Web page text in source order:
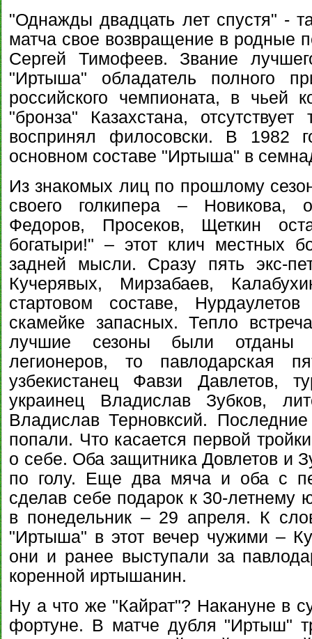
"Однажды двадцать лет спустя" -
матча свое возвращение в родные
Сергей Тимофеев. Звание
"Иртыша" обладатель полного
российского чемпионата, в чьей
"бронза" Казахстана,
воспринял филосовски. В 1982
основном составе "Иртыша" в
Из знакомых лиц по прошлому
своего голкипера – Новикова,
Федоров, Просеков, Щеткин
богатыри!" – этот клич местных
задней мысли. Сразу пять экс-
Кучерявых, Мирзабаев,
стартовом составе,
скамейке запасных. Тепло
лучшие сезоны были отданы
легионеров, то павлодарская
узбекистанец Фавзи Давлетов,
украинец Владислав Зубков,
Владислав Терновксий.
попали. Что касается первой
о себе. Оба защитника Довлетов и
по голу. Еще два мяча и оба с
сделав себе подарок к 30-летнему
в понедельник – 29 апреля. К
"Иртыша" в этот вечер чужими –
они и ранее выступали за
коренной иртышанин.
Ну а что же "Кайрат"? Накануне в
фортуне. В матче дубля "Иртыш"